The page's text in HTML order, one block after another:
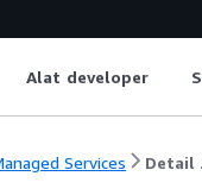
Alat developer
Services Detail